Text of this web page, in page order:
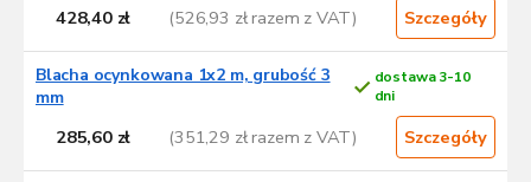
428,40 zł (526,93 zł razem z VAT) Szczegóły
Blacha ocynkowana 1x2 m, grubość 3
mm
dostawa 3-10
dni
285,60 zł (351,29 zł razem z VAT) Szczegóły